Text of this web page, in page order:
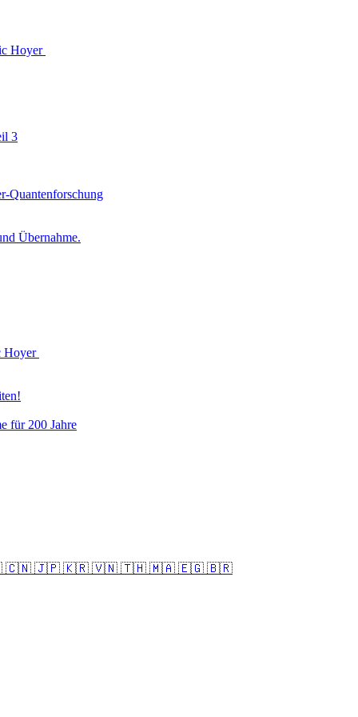
Hoyer
3
Quantenforschung
Übernahme.
Hoyer
für 200 Jahre
🇮🇳 🇵🇰 🇨🇳 🇯🇵 🇰🇷 🇻🇳 🇹🇭 🇲🇦 🇪🇬 🇧🇷